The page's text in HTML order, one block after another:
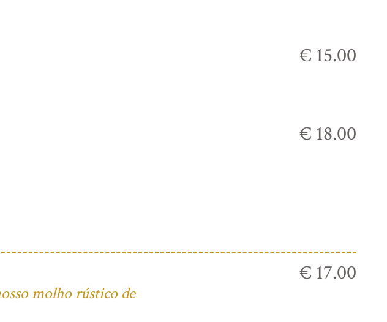
€ 15.00
€ 18.00
molho rústico de
€ 17.00